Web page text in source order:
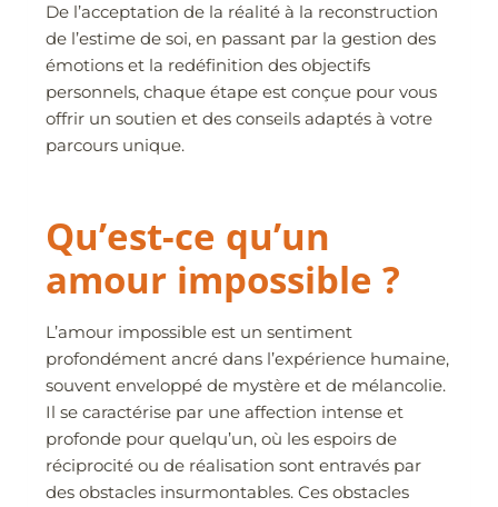
De l’acceptation de la réalité à la reconstruction
de l’estime de soi, en passant par la gestion des
émotions et la redéfinition des objectifs
personnels, chaque étape est conçue pour vous
offrir un soutien et des conseils adaptés à votre
parcours unique.
Qu’est-ce qu’un
amour impossible ?
L’amour impossible est un sentiment
profondément ancré dans l’expérience humaine,
souvent enveloppé de mystère et de mélancolie.
Il se caractérise par une affection intense et
profonde pour quelqu’un, où les espoirs de
réciprocité ou de réalisation sont entravés par
des obstacles insurmontables. Ces obstacles